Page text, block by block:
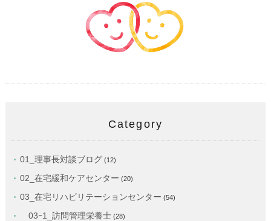
Category
01_理事長対談ブログ (12)
02_在宅緩和ケアセンター (20)
03_在宅リハビリテーションセンター (54)
03ｰ1_訪問管理栄養士(28)